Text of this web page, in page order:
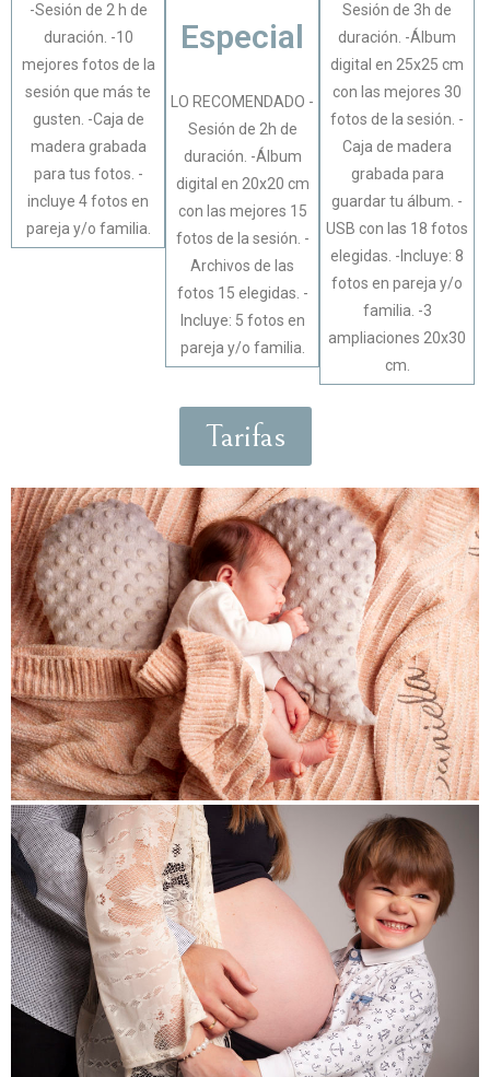
-Sesión de 2 h de
duración. -10
mejores fotos de la
sesión que más te
gusten. -Caja de
madera grabada
para tus fotos. -
incluye 4 fotos en
pareja y/o familia.
Especial
LO RECOMENDADO -
Sesión de 2h de
duración. -Álbum
digital en 20x20 cm
con las mejores 15
fotos de la sesión. -
Archivos de las
fotos 15 elegidas. -
Incluye: 5 fotos en
pareja y/o familia.
Sesión de 3h de
duración. -Álbum
digital en 25x25 cm
con las mejores 30
fotos de la sesión. -
Caja de madera
grabada para
guardar tu álbum. -
USB con las 18 fotos
elegidas. -Incluye: 8
fotos en pareja y/o
familia. -3
ampliaciones 20x30
cm.
Tarifas